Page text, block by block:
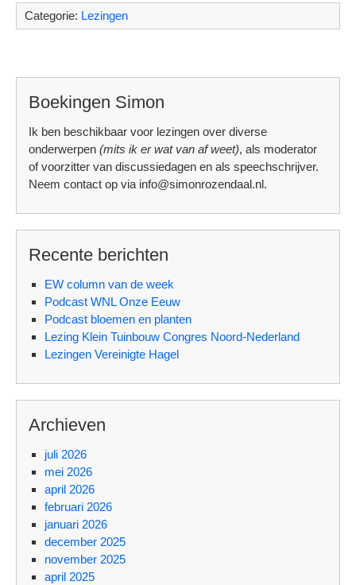
Categorie: Lezingen
Boekingen Simon
Ik ben beschikbaar voor lezingen over diverse
onderwerpen (mits ik er wat van af weet), als moderator
of voorzitter van discussiedagen en als speechschrijver.
Neem contact op via info@simonrozendaal.nl.
Recente berichten
EW column van de week
Podcast WNL Onze Eeuw
Podcast bloemen en planten
Lezing Klein Tuinbouw Congres Noord-Nederland
Lezingen Vereinigte Hagel
Archieven
juli 2026
mei 2026
april 2026
februari 2026
januari 2026
december 2025
november 2025
april 2025